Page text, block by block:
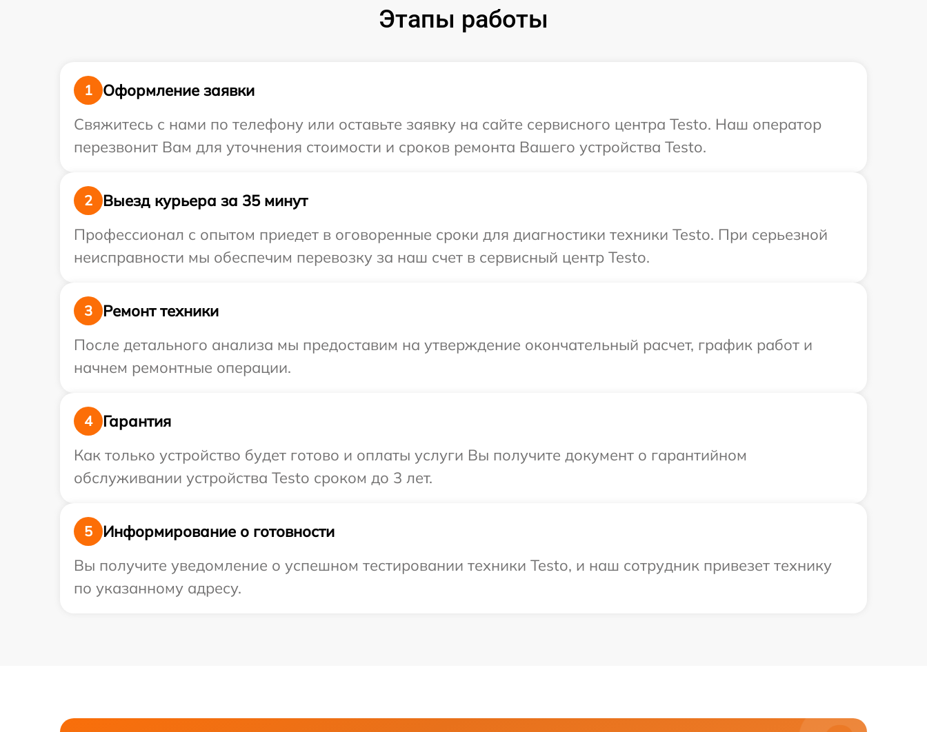
Этапы работы
1
Оформление заявки
Свяжитесь с нами по телефону или оставьте заявку на сайте сервисного центра Testo. Наш оператор
перезвонит Вам для уточнения стоимости и сроков ремонта Вашего устройства Testo.
2
Выезд курьера за 35 минут
Профессионал с опытом приедет в оговоренные сроки для диагностики техники Testo. При серьезной
неисправности мы обеспечим перевозку за наш счет в сервисный центр Testo.
3
Ремонт техники
После детального анализа мы предоставим на утверждение окончательный расчет, график работ и
начнем ремонтные операции.
4
Гарантия
Как только устройство будет готово и оплаты услуги Вы получите документ о гарантийном
обслуживании устройства Testo сроком до 3 лет.
5
Информирование о готовности
Вы получите уведомление о успешном тестировании техники Testo, и наш сотрудник привезет технику
по указанному адресу.